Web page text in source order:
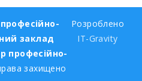
заклад
професійно-
захищено
Розроблено
IT-Gravity